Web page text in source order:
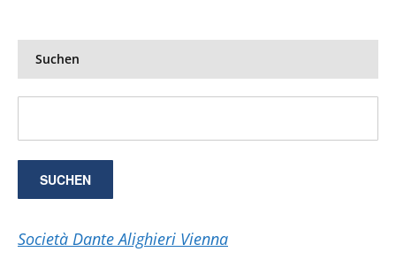
Suchen
Società Dante Alighieri Vienna